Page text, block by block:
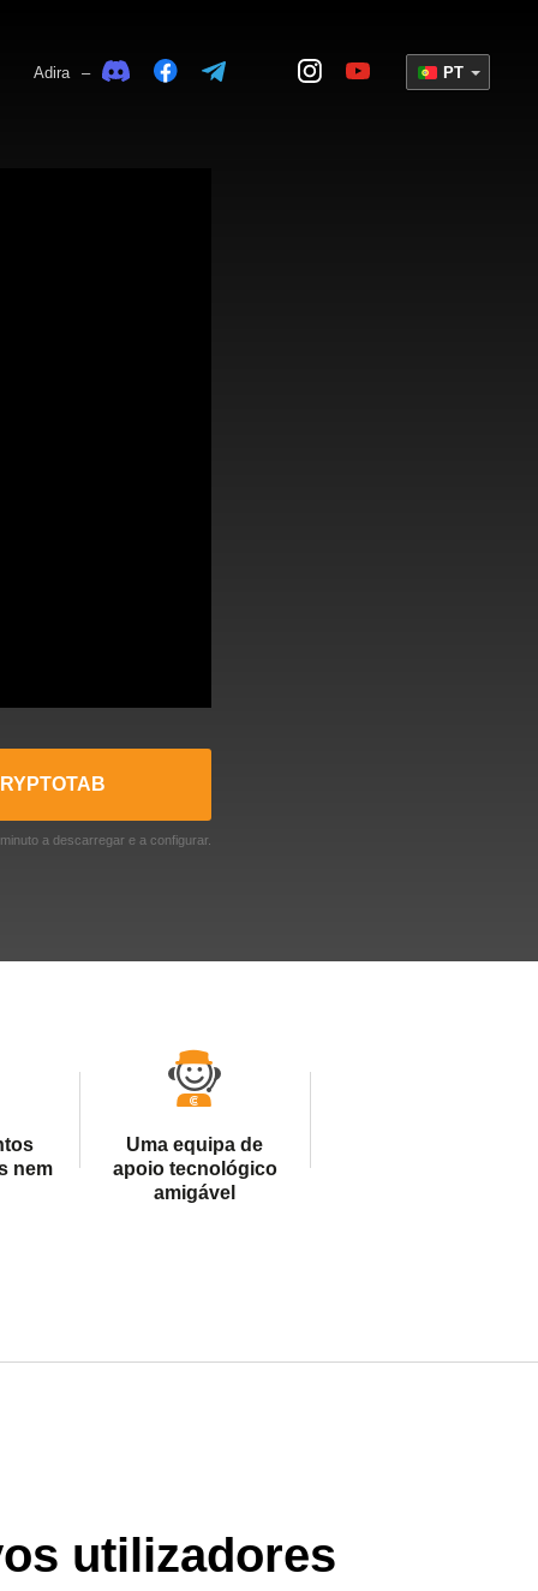
Adira – PT
a descarregar e a configurar.
nem
Uma equipa de
apoio tecnológico
amigável
utilizadores